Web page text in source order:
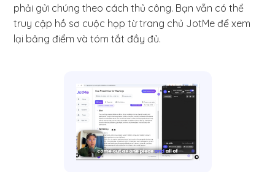
phải gửi chúng theo cách thủ công. Bạn vẫn có thể
truy cập hồ sơ cuộc họp từ trang chủ JotMe để xem
lại bảng điểm và tóm tắt đầy đủ.